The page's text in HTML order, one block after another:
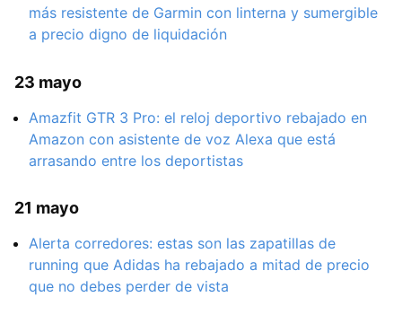
más resistente de Garmin con linterna y sumergible
a precio digno de liquidación
23 mayo
Amazfit GTR 3 Pro: el reloj deportivo rebajado en
Amazon con asistente de voz Alexa que está
arrasando entre los deportistas
21 mayo
Alerta corredores: estas son las zapatillas de
running que Adidas ha rebajado a mitad de precio
que no debes perder de vista